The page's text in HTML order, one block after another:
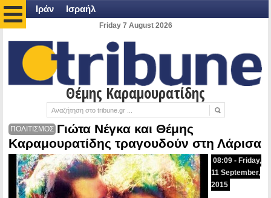
Ιράν Ισραήλ
Friday 7 August 2026
Θέμης Καραμουρατίδης
ΠΟΛΙΤΙΣΜΟΣ Γιώτα Νέγκα και Θέμης
Καραμουρατίδης τραγουδούν στη Λάρισα
08:09 - Friday,
11 September,
2015